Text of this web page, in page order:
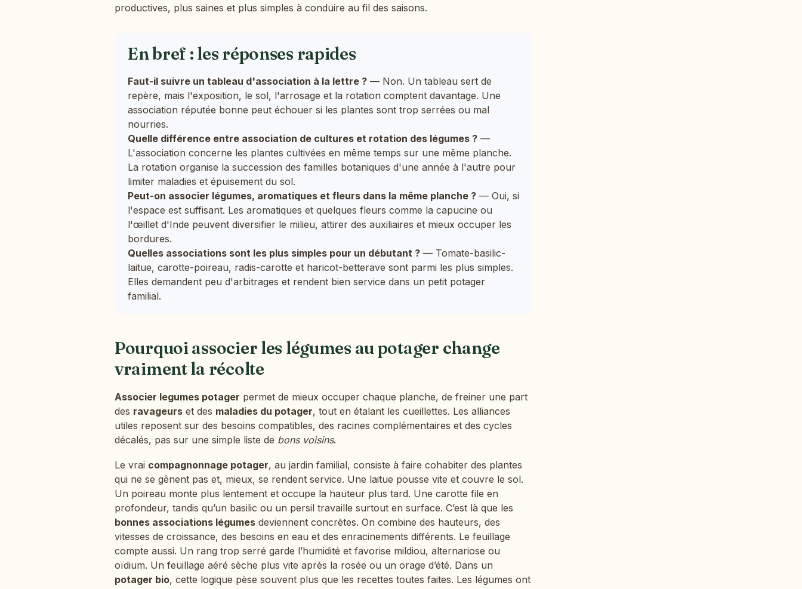
productives, plus saines et plus simples à conduire au fil des saisons.
En bref : les réponses rapides
Faut-il suivre un tableau d'association à la lettre ? — Non. Un tableau sert de
repère, mais l'exposition, le sol, l'arrosage et la rotation comptent davantage. Une
association réputée bonne peut échouer si les plantes sont trop serrées ou mal
nourries.
Quelle différence entre association de cultures et rotation des légumes ? —
L'association concerne les plantes cultivées en même temps sur une même planche.
La rotation organise la succession des familles botaniques d'une année à l'autre pour
limiter maladies et épuisement du sol.
Peut-on associer légumes, aromatiques et fleurs dans la même planche ? — Oui, si
l'espace est suffisant. Les aromatiques et quelques fleurs comme la capucine ou
l'œillet d'Inde peuvent diversifier le milieu, attirer des auxiliaires et mieux occuper les
bordures.
Quelles associations sont les plus simples pour un débutant ? — Tomate-basilic-
laitue, carotte-poireau, radis-carotte et haricot-betterave sont parmi les plus simples.
Elles demandent peu d'arbitrages et rendent bien service dans un petit potager
familial.
Pourquoi associer les légumes au potager change
vraiment la récolte
Associer legumes potager permet de mieux occuper chaque planche, de freiner une part
des ravageurs et des maladies du potager, tout en étalant les cueillettes. Les alliances
utiles reposent sur des besoins compatibles, des racines complémentaires et des cycles
décalés, pas sur une simple liste de bons voisins.
Le vrai compagnonnage potager, au jardin familial, consiste à faire cohabiter des plantes
qui ne se gênent pas et, mieux, se rendent service. Une laitue pousse vite et couvre le sol.
Un poireau monte plus lentement et occupe la hauteur plus tard. Une carotte file en
profondeur, tandis qu’un basilic ou un persil travaille surtout en surface. C’est là que les
bonnes associations légumes deviennent concrètes. On combine des hauteurs, des
vitesses de croissance, des besoins en eau et des enracinements différents. Le feuillage
compte aussi. Un rang trop serré garde l’humidité et favorise mildiou, alternariose ou
oïdium. Un feuillage aéré sèche plus vite après la rosée ou un orage d’été. Dans un
potager bio, cette logique pèse souvent plus que les recettes toutes faites. Les légumes ont